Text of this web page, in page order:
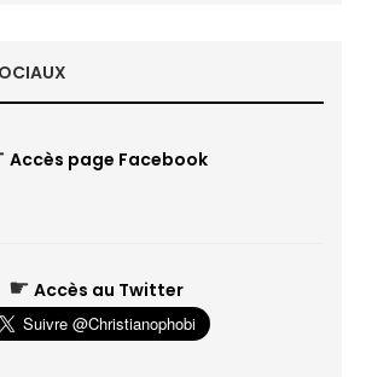
Accès page Facebook
☛ Accès au Twitter